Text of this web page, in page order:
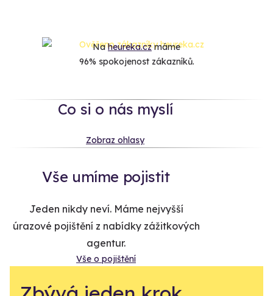
Naheureka.czmáme
96% spokojenost zákazníků.
Co si o nás myslí
Zobraz ohlasy
Vše umíme pojistit
Jeden nikdy neví. Máme nejvyšší
úrazové pojištění z nabídky zážitkových
agentur.
Vše o pojištění